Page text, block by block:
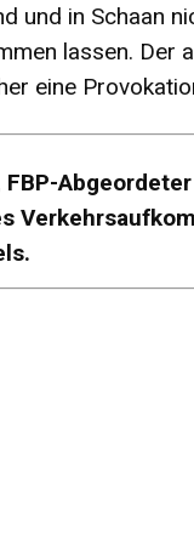
und in Schaan
lassen. Der
eine
FBP-